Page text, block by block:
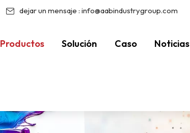
dejar un mensaje : info@aabindustrygroup.com
Productos Solución Caso Noticias